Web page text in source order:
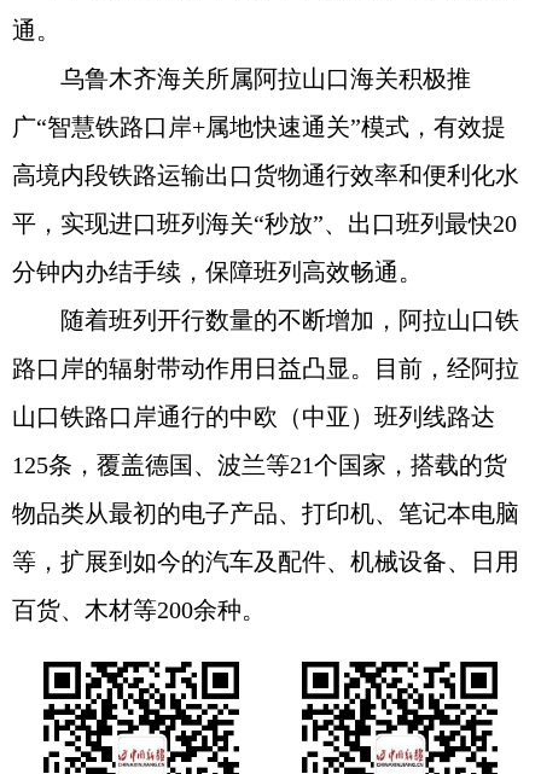
通。
乌鲁木齐海关所属阿拉山口海关积极推
广“智慧铁路口岸+属地快速通关”模式，有效提
高境内段铁路运输出口货物通行效率和便利化水
平，实现进口班列海关“秒放”、出口班列最快20
分钟内办结手续，保障班列高效畅通。
随着班列开行数量的不断增加，阿拉山口铁
路口岸的辐射带动作用日益凸显。目前，经阿拉
山口铁路口岸通行的中欧（中亚）班列线路达
125条，覆盖德国、波兰等21个国家，搭载的货
物品类从最初的电子产品、打印机、笔记本电脑
等，扩展到如今的汽车及配件、机械设备、日用
百货、木材等200余种。